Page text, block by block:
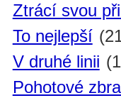
Ztrácí svou
To nejlepší
V druhé linii
Pohotové